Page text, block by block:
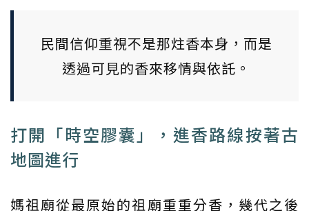
民間信仰重視不是那炷香本身，而是
透過可見的香來移情與依託。
打開「時空膠囊」，進香路線按著古
地圖進行
媽祖廟從最原始的祖廟重重分香，幾代之後